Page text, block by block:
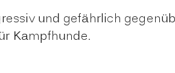
und gefährlich
Kampfhunde.